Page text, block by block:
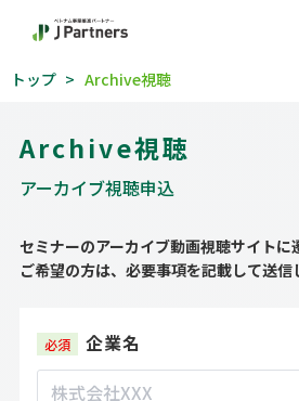
トップ Archive視聴
Archive視聴
アーカイブ視聴申込
セミナーのアーカイブ動画視聴サイトに
ご希望の方は、必要事項を記載して送信
企業名